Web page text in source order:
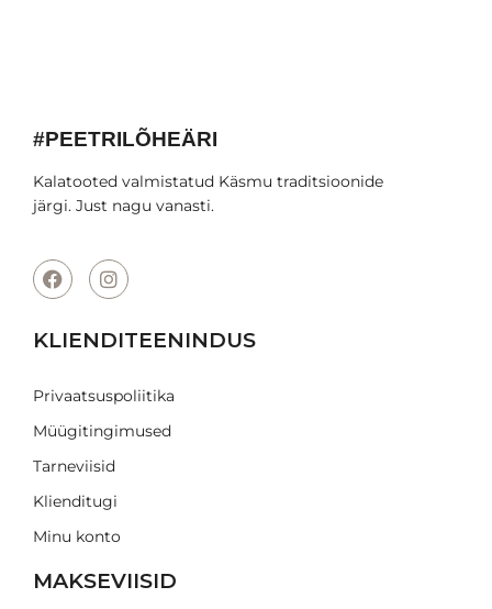
#PEETRILÕHEÄRI
Kalatooted valmistatud Käsmu traditsioonide
järgi. Just nagu vanasti.
KLIENDITEENINDUS
Privaatsuspoliitika
Müügitingimused
Tarneviisid
Klienditugi
Minu konto
MAKSEVIISID